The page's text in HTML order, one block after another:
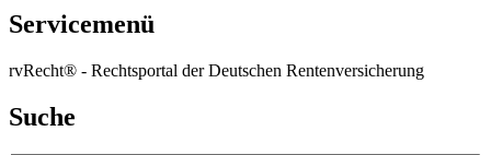
Servicemenü
rvRecht® - Rechtsportal der Deutschen Rentenversicherung
Suche